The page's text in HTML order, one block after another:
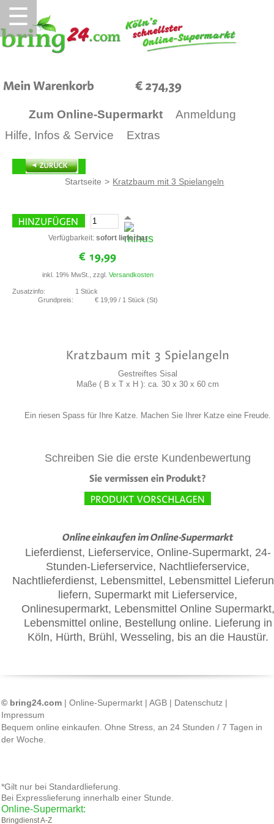
☰
Zum Online-Supermarkt
Anmeldung
Hilfe, Infos & Service
Extras
Startseite > Kratzbaum mit 3 Spielangeln
Verfügbarkeit: sofort lieferbar
inkl. 19% MwSt., zzgl. Versandkosten
Zusatzinfo:
1 Stück
Grundpreis:
€ 19,99 / 1 Stück (St)
Gestreiftes Sisal
Maße ( B x T x H ): ca. 30 x 30 x 60 cm
Ein riesen Spass für Ihre Katze. Machen Sie Ihrer Katze eine Freude.
Schreiben Sie die erste Kundenbewertung
Lieferdienst, Lieferservice, Online-Supermarkt, 24-
Stunden-Lieferservice, Nachtlieferservice,
Nachtlieferdienst, Lebensmittel, Lebensmittel
liefern, Supermarkt mit Lieferservice,
Onlinesupermarkt, Lebensmittel Online Supermarkt,
Lebensmittel online, Bestellung online. Lieferung in
Köln, Hürth, Brühl, Wesseling, bis an die Haustür.
© bring24.com | Online-Supermarkt | AGB | Datenschutz |
Impressum
Bequem online einkaufen. Ohne Stress, an 24 Stunden / 7 Tagen in
der Woche.
*Gilt nur bei Standardlieferung.
Bei Expresslieferung innerhalb einer Stunde.
Online-Supermarkt:
Bringdienst A-Z